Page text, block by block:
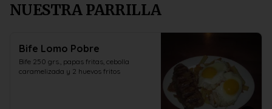
NUESTRA PARRILLA
Bife Lomo Pobre
Bife 250 grs., papas fritas, cebolla
caramelizada y 2 huevos fritos